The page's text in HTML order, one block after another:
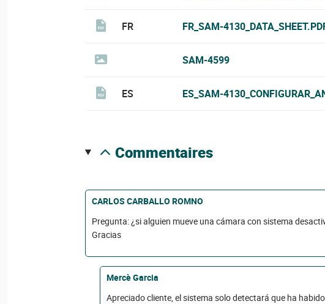
FR FR_SAM-
SAM-4599
ES ES_SAM-
commentaires
CARLOS CARBALLO ROMNO
Pregunta: ¿si alguien mueve una cámara con sistema
Gracias
Mercè Garcia
Apreciado cliente, el sistema solo detectará que ha